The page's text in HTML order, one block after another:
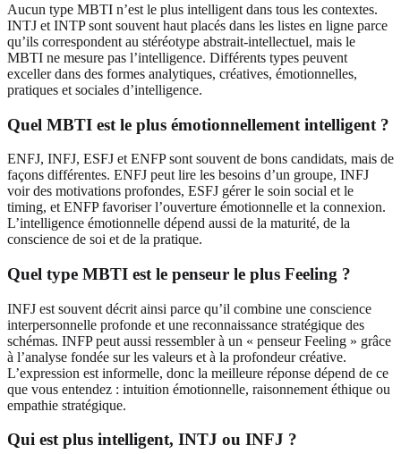
Aucun type MBTI n’est le plus intelligent dans tous les contextes.
INTJ et INTP sont souvent haut placés dans les listes en ligne parce
qu’ils correspondent au stéréotype abstrait-intellectuel, mais le
MBTI ne mesure pas l’intelligence. Différents types peuvent
exceller dans des formes analytiques, créatives, émotionnelles,
pratiques et sociales d’intelligence.
Quel MBTI est le plus émotionnellement intelligent ?
ENFJ, INFJ, ESFJ et ENFP sont souvent de bons candidats, mais de
façons différentes. ENFJ peut lire les besoins d’un groupe, INFJ
voir des motivations profondes, ESFJ gérer le soin social et le
timing, et ENFP favoriser l’ouverture émotionnelle et la connexion.
L’intelligence émotionnelle dépend aussi de la maturité, de la
conscience de soi et de la pratique.
Quel type MBTI est le penseur le plus Feeling ?
INFJ est souvent décrit ainsi parce qu’il combine une conscience
interpersonnelle profonde et une reconnaissance stratégique des
schémas. INFP peut aussi ressembler à un « penseur Feeling » grâce
à l’analyse fondée sur les valeurs et à la profondeur créative.
L’expression est informelle, donc la meilleure réponse dépend de ce
que vous entendez : intuition émotionnelle, raisonnement éthique ou
empathie stratégique.
Qui est plus intelligent, INTJ ou INFJ ?